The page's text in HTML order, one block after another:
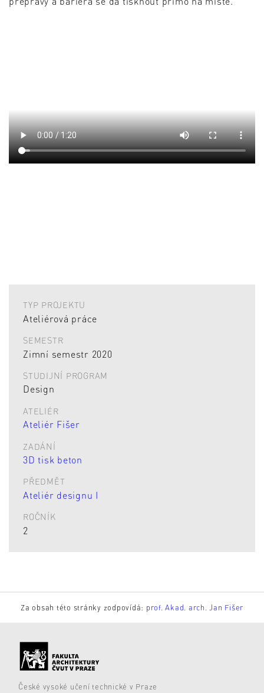
TYP PROJEKTU
Ateliérová práce
SEMESTR
Zimní semestr 2020
STUDIJNÍ PROGRAM
Design
ATELIÉR
Ateliér Fišer
ZADÁNÍ
3D tisk beton
PŘEDMĚT
Ateliér designu I
ROČNÍK
2
Za obsah této stránky zodpovídá: prof. Akad. arch. Jan Fišer
České vysoké učení technické v Praze